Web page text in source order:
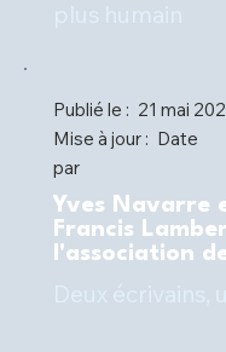
Publié le : 21 mai
Mise à jour : Date
par
Yves Navarre
Francis
l'association